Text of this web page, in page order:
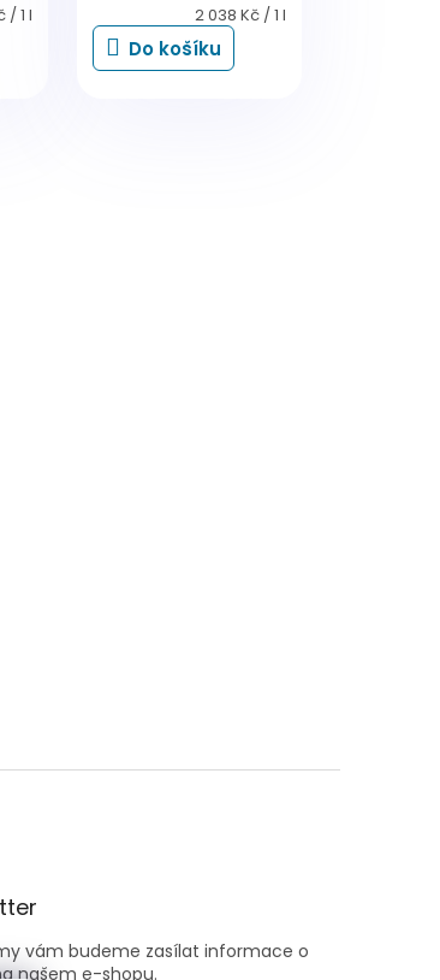
/ 1 l
Měrná
cena:
2 038 Kč / 1 l
Do košíku
vám budeme zasílat informace o
našem e-shopu.